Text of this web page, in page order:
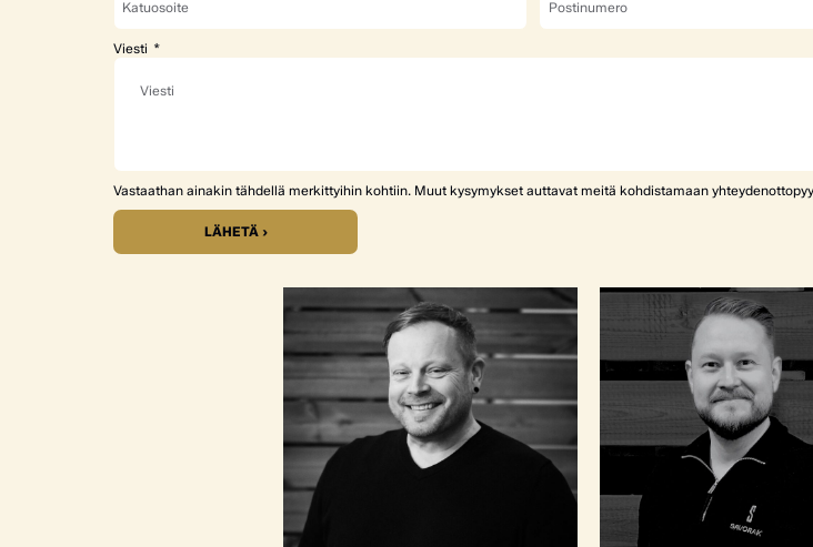
Viesti
Vastaathan ainakin tähdellä merkittyihin kohtiin. Muut kysymykset auttavat meitä kohdistamaan
LÄHETÄ ›